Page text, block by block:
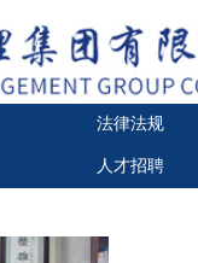
法律法规
人才招聘